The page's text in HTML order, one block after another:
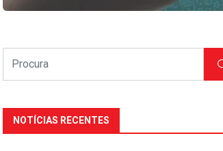
NOTÍCIAS RECENTES